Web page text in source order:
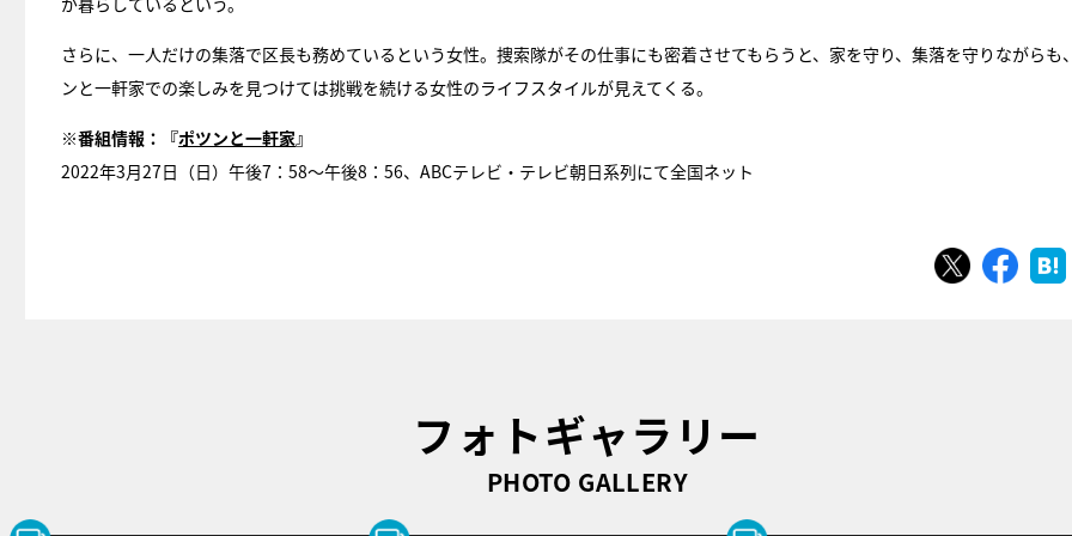
さらに、一人だけの集落で区長も務めているという女性。捜索隊がその仕事にも密着させてもらうと、家を守り、集落を守りながらも
ンと一軒家での楽しみを見つけては挑戦を続ける女性のライフスタイルが見えてくる。
※番組情報：『ポツンと一軒家』
2022年3月27日（日）午後7：58～午後8：56、ABCテレビ・テレビ朝日系列にて全国ネット
ツイートシェア
フォトギャラリー
PHOTO GALLERY